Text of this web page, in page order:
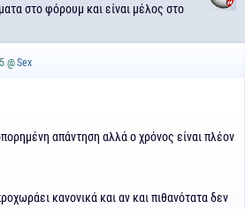
στο φόρουμ και είναι μέλος στο
@Sex
απάντηση αλλά ο χρόνος είναι πλέον
κανονικά και αν και πιθανότατα δεν